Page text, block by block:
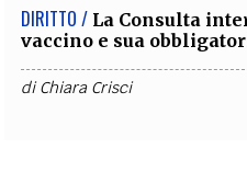
DIRITTO / La Consulta
vaccino e sua
diChiara Crisci